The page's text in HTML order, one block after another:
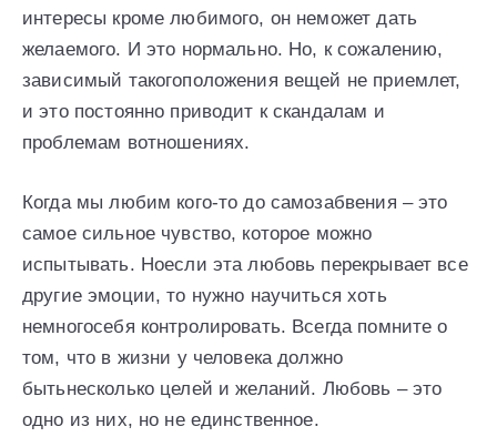
интересы кроме любимого, он неможет дать
желаемого. И это нормально. Но, к сожалению,
зависимый такогоположения вещей не приемлет,
и это постоянно приводит к скандалам и
проблемам вотношениях.
Когда мы любим кого-то до самозабвения – это
самое сильное чувство, которое можно
испытывать. Ноесли эта любовь перекрывает все
другие эмоции, то нужно научиться хоть
немногосебя контролировать. Всегда помните о
том, что в жизни у человека должно
бытьнесколько целей и желаний. Любовь – это
одно из них, но не единственное.